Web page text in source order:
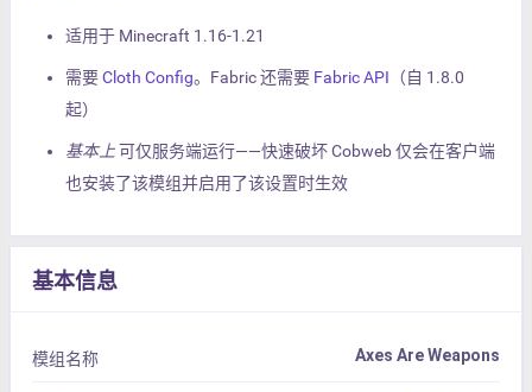
适用于 Minecraft 1.16-1.21
需要Cloth Config。Fabric 还需要 Fabric API （自 1.8.0
起）
基本上可仅服务端运行——快速破坏 Cobweb 仅会在客户端
也安装了该模组并启用了该设置时生效
基本信息
模组名称 Axes Are Weapons